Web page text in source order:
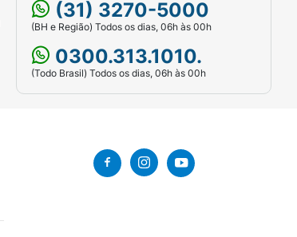
(31) 3270-5000
(BH e Região) Todos os dias, 06h às 00h
0300.313.1010.
(Todo Brasil) Todos os dias, 06h às 00h